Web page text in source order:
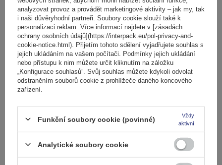
Specifikace
Výrobek je vhodný pro automobily
Položit otázku
Recenze (0)
Napište svoji recenzi
analyzovat provoz a provádět marketingové aktivity – jak my, tak
i naši důvěryhodní partneři. Soubory cookie slouží také k
personalizaci reklam. Více informací najdete v [zásadách
ochrany osobních údajů](https://interpack.eu/pol-privacy-and-
cookie-notice.html). Přijetím tohoto sdělení vyjadřujete souhlas s
jejich ukládáním na vašem počítači. Podmínky jejich ukládání
nebo přístupu k nim můžete určit kliknutím na záložku
„Konfigurace souhlasů”. Svůj souhlas můžete kdykoli odvolat
odstraněním souborů cookie z prohlížeče daného koncového
zařízení.
Funkční soubory cookie (povinné)
Vždy
aktivní
Analytické soubory cookie